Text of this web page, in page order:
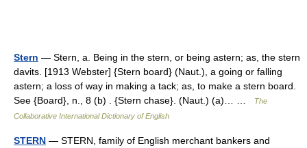
Stern — Stern, a. Being in the stern, or being astern; as, the stern
davits. [1913 Webster] {Stern board} (Naut.), a going or falling
astern; a loss of way in making a tack; as, to make a stern board.
See {Board}, n., 8 (b) . {Stern chase}. (Naut.) (a)… …
The
Collaborative International Dictionary of English
STERN — STERN, family of English merchant bankers and